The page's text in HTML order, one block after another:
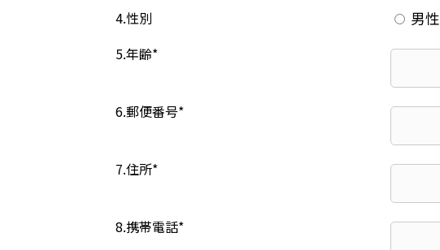
4.性別 男性
5.年齢*
6.郵便番号*
7.住所*
8.携帯電話*